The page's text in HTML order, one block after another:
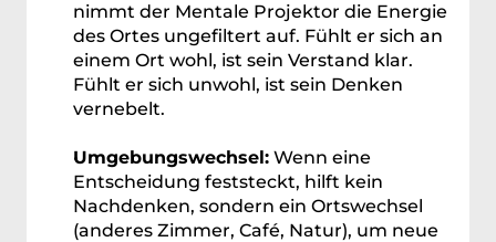
nimmt der Mentale Projektor die Energie
des Ortes ungefiltert auf. Fühlt er sich an
einem Ort wohl, ist sein Verstand klar.
Fühlt er sich unwohl, ist sein Denken
vernebelt.
Umgebungswechsel: Wenn eine
Entscheidung feststeckt, hilft kein
Nachdenken, sondern ein Ortswechsel
(anderes Zimmer, Café, Natur), um neue